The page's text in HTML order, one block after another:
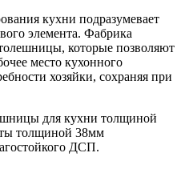
кухни подразумевает
элемента. Фабрика
которые позволяют
место кухонного
хозяйки, сохраняя при
для кухни толщиной
толщиной 38мм
ДСП.